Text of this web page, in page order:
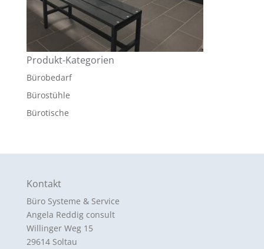
Produkt-Kategorien
Bürobedarf
Bürostühle
Bürotische
Kontakt
Büro Systeme & Service
Angela Reddig consult
Willinger Weg 15
29614 Soltau